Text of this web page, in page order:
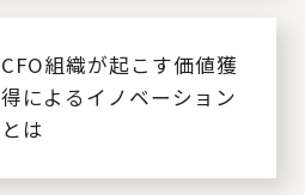
CFO組織が起こす価値獲
得によるイノベーション
とは